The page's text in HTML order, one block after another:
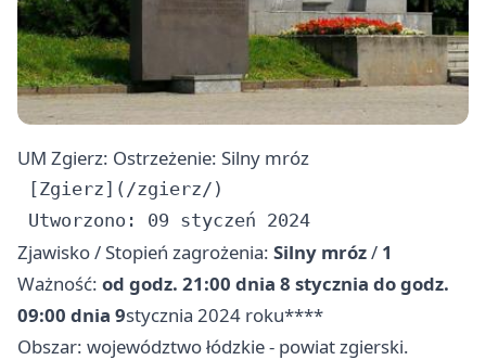
UM Zgierz: Ostrzeżenie: Silny mróz
[Zgierz](/zgierz/)
Zjawisko / Stopień zagrożenia: Silny mróz/ 1
Ważność: od godz. 21:00 dnia 8 stycznia do godz.
09:00 dnia 9stycznia 2024 roku****
Obszar: województwo łódzkie - powiat zgierski.